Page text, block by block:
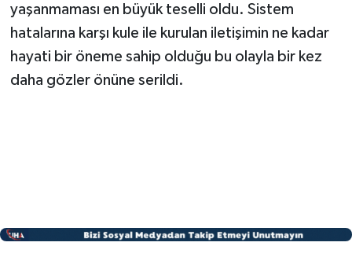
yaşanmaması en büyük teselli oldu. Sistem
hatalarına karşı kule ile kurulan iletişimin ne kadar
hayati bir öneme sahip olduğu bu olayla bir kez
daha gözler önüne serildi.